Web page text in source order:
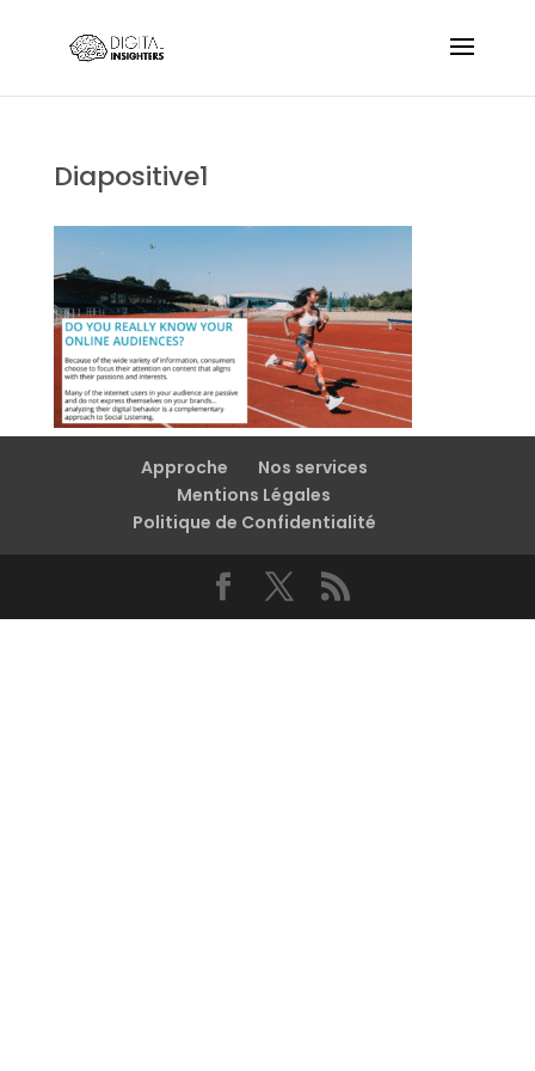
Diapositive1
Approche
Nos services
Mentions Légales
Politique de Confidentialité